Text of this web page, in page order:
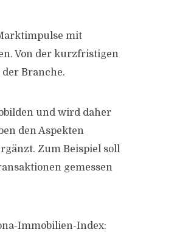
mit
Von der kurzfristigen
Branche.
und wird daher
den Aspekten
Zum Beispiel soll
gemessen
Immobilien-Index: